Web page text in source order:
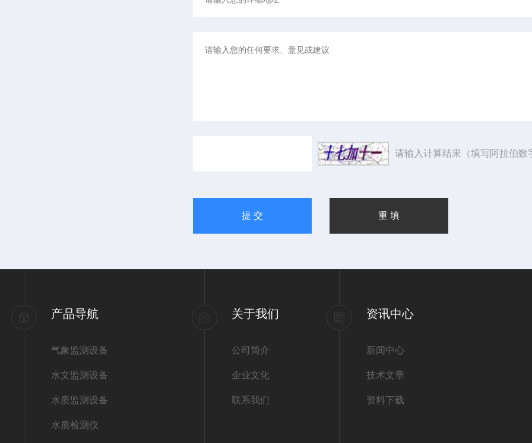
请输入计算结果（填写阿拉伯数
产品导航
气象监测设备
水文监测设备
水质监测设备
水质检测仪
关于我们
公司简介
企业文化
联系我们
资讯中心
新闻中心
技术文章
资料下载